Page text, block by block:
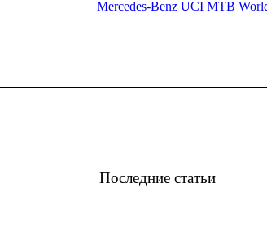
Mercedes-Benz UCI MTB
Последние статьи